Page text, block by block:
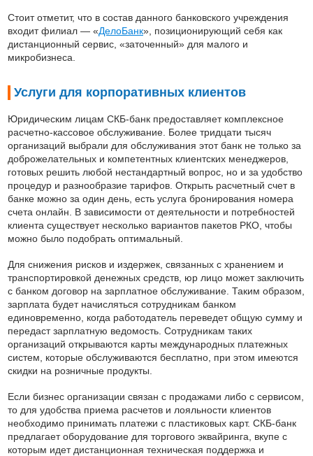
Стоит отметит, что в состав данного банковского учреждения
входит филиал — «ДелоБанк», позиционирующий себя как
дистанционный сервис, «заточенный» для малого и
микробизнеса.
Услуги для корпоративных клиентов
Юридическим лицам СКБ-банк предоставляет комплексное
расчетно-кассовое обслуживание. Более тридцати тысяч
организаций выбрали для обслуживания этот банк не только за
доброжелательных и компетентных клиентских менеджеров,
готовых решить любой нестандартный вопрос, но и за удобство
процедур и разнообразие тарифов. Открыть расчетный счет в
банке можно за один день, есть услуга бронирования номера
счета онлайн. В зависимости от деятельности и потребностей
клиента существует несколько вариантов пакетов РКО, чтобы
можно было подобрать оптимальный.
Для снижения рисков и издержек, связанных с хранением и
транспортировкой денежных средств, юр лицо может заключить
с банком договор на зарплатное обслуживание. Таким образом,
зарплата будет начисляться сотрудникам банком
единовременно, когда работодатель переведет общую сумму и
передаст зарплатную ведомость. Сотрудникам таких
организаций открываются карты международных платежных
систем, которые обслуживаются бесплатно, при этом имеются
скидки на розничные продукты.
Если бизнес организации связан с продажами либо с сервисом,
то для удобства приема расчетов и лояльности клиентов
необходимо принимать платежи с пластиковых карт. СКБ-банк
предлагает оборудование для торгового эквайринга, вкупе с
которым идет дистанционная техническая поддержка и